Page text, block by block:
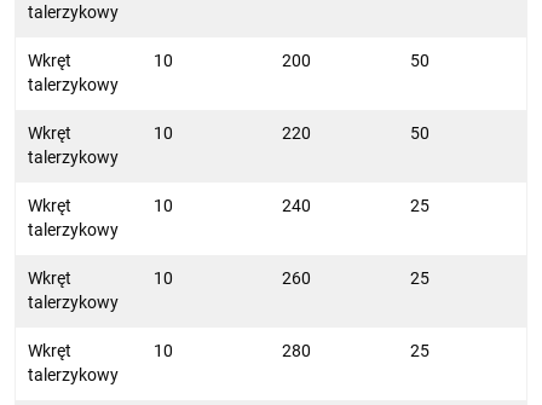
talerzykowy
Wkręt
talerzykowy
10 200 50
Wkręt
talerzykowy
10 220 50
Wkręt
talerzykowy
10 240 25
Wkręt
talerzykowy
10 260 25
Wkręt
talerzykowy
10 280 25